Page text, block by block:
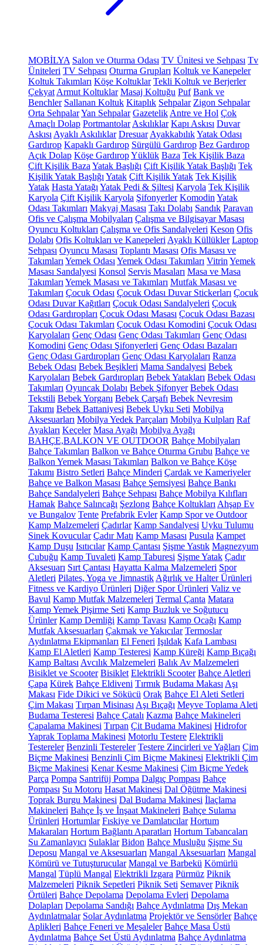
MOBİLYA Salon ve Oturma Odası TV Ünitesi ve Sehpası Tv
Üniteleri TV Sehpası Oturma Grupları Koltuk ve Kanepeler
Koltuk Takımları Köşe Koltuklar Tekli Koltuk ve Berjerler
Çekyat Armut Koltuklar Masaj Koltuğu Puf Bank ve
Benchler Sallanan Koltuk Kitaplık Sehpalar Zigon Sehpalar
Orta SehpalarYan Sehpalar Gazetelik Antre ve Hol Çok
Amaçlı Dolap Portmantolar Askılıklar Kapı Askısı Duvar
Askısı Ayaklı Askılıklar Dresuar AyakkabılıkYatak Odası
Gardırop Kapaklı Gardırop Sürgülü Gardırop Bez Gardırop
Açık Dolap Köşe GardıropYüklük Baza Tek Kişilik Baza
Çift Kişilik Baza Yatak Başlığı Çift Kişilik Yatak Başlığı Tek
Kişilik Yatak Başlığı Yatak Çift Kişilik Yatak Tek Kişilik
Yatak Hasta Yatağı Yatak Pedi & Şiltesi Karyola Tek Kişilik
Karyola Çift Kişilik Karyola Şifonyerler Komodin Yatak
Odası Takımları Makyaj Masası Takı Dolabı Sandık Paravan
Ofis ve Çalışma Mobilyaları Çalışma ve Bilgisayar Masası
Oyuncu Koltukları Çalışma ve Ofis Sandalyeleri Keson Ofis
Dolabı Ofis Koltukları ve Kanepeleri Ayaklı Küllükler Laptop
Sehpası Oyuncu Masası Toplantı Masası Ofis Masası ve
Takımları Yemek Odası Yemek Odası Takımları Vitrin Yemek
Masası Sandalyesi Konsol Servis Masaları Masa ve Masa
Takımları Yemek Masası ve Takımları Mutfak Masası ve
Takımları Çocuk Odası Çocuk Odası Duvar Stickerları Çocuk
Odası Duvar Kağıtları Çocuk Odası Sandalyeleri Çocuk
Odası Gardıropları Çocuk Odası Masası Çocuk Odası Bazası
Çocuk Odası Takımları Çocuk Odası Komodini Çocuk Odası
Karyolaları Genç Odası Genç Odası Takımları Genç Odası
Komodini Genç Odası Şifonyerleri Genç Odası Bazaları
Genç Odası Gardıropları Genç Odası Karyolaları Ranza
Bebek Odası Bebek Beşikleri Mama Sandalyesi Bebek
Karyolaları Bebek Gardıropları Bebek Yatakları Bebek Odası
Takımları Oyuncak Dolabı Bebek Şifonyer Bebek Odası
Tekstili Bebek Yorganı Bebek Çarşafı Bebek Nevresim
Takımı Bebek Battaniyesi Bebek Uyku Seti Mobilya
Aksesuarları Mobilya Yedek Parçaları Mobilya Kulpları Raf
Ayakları Keçeler Masa Ayağı Mobilya Ayağı
BAHÇE,BALKON VE OUTDOOR Bahçe Mobilyaları
Bahçe Takımları Balkon ve Bahçe Oturma Grubu Bahçe ve
Balkon Yemek Masası Takımları Balkon ve Bahçe Köşe
Takımı Bistro Setleri Bahçe Minderi Çardak ve Kameriyeler
Bahçe ve Balkon Masası Bahçe Şemsiyesi Bahçe Bankı
Bahçe Sandalyeleri Bahçe Sehpası Bahçe Mobilya Kılıfları
Hamak Bahçe Salıncağı Şezlong Bahçe Koltukları Ahşap Ev
ve Bungalov Tente Prefabrik Evler Kamp Spor ve Outdoor
Kamp Malzemeleri Çadırlar Kamp Sandalyesi Uyku Tulumu
Sinek Kovucular Çadır Matı Kamp Masası Pusula Kampet
Kamp Duşu Isıtıcılar Kamp Çantası Şişme Yastık Magnezyum
Çubuğu Kamp Tuvaleti Kamp Taburesi Şişme Yatak Çadır
Aksesuarı Sırt Çantası Hayatta Kalma Malzemeleri Spor
Aletleri Pilates, Yoga ve Jimnastik Ağırlık ve Halter Ürünleri
Fitness ve Kardiyo Ürünleri Diğer Spor Ürünleri Valiz ve
Bavul Kamp Mutfak Malzemeleri Termal Çanta Matara
Kamp Yemek Pişirme Seti Kamp Buzluk ve Soğutucu
Ürünler Kamp Demliği Kamp Tavası Kamp Ocağı Kamp
Mutfak Aksesuarları Çakmak ve Yakıcılar Termoslar
Aydınlatma Ekipmanları El Feneri Işıldak Kafa Lambası
Kamp El Aletleri Kamp Testeresi Kamp Küreği Kamp Bıçağı
Kamp Baltası Avcılık Malzemeleri Balık Av Malzemeleri
Bisiklet ve Scooter Bisiklet Elektrikli Scooter Bahçe Aletleri
Çapa Kürek Bahçe Eldiveni Tırmık Budama Makası Aşı
Makası Fide Dikici ve Sökücü Orak Bahçe El Aleti Setleri
Çim Makası Tırpan Misinası Aşı Bıçağı Meyve Toplama Aleti
Budama Testeresi Bahçe Çatalı Kazma Bahçe Makineleri
Çapalama Makinesi Tırpan Çit Budama Makinesi Hidrofor
Yaprak Toplama Makinesi Motorlu Testere Elektrikli
Testereler Benzinli Testereler Testere Zincirleri ve Yağları Çim
Biçme Makinesi Benzinli Çim Biçme Makinesi Elektrikli Çim
Biçme Makinesi Kenar Kesme Makinesi Çim Biçme Yedek
Parça Pompa Santrifüj Pompa Dalgıç Pompası Bahçe
Pompası Su Motoru Hasat Makinesi Dal Öğütme Makinesi
Toprak Burgu Makinesi Dal Budama Makinesi İlaçlama
Makineleri Bahçe İş ve İnşaat Makineleri Bahçe Sulama
Ürünleri Hortumlar Fıskiye ve Damlatıcılar Hortum
Makaraları Hortum Bağlantı Aparatları Hortum Tabancaları
Su Zamanlayıcı Sulaklar Bidon Bahçe Musluğu Şişme Su
Deposu Mangal ve Aksesuarları Mangal Aksesuarları Mangal
Kömürü ve Tutuşturucular Mangal ve Barbekü Kömürlü
Mangal Tüplü Mangal Elektrikli Izgara Pürmüz Piknik
Malzemeleri Piknik Sepetleri Piknik Seti Semaver Piknik
Örtüleri Bahçe Depolama Depolama Evleri Depolama
Dolapları Depolama Sandığı Bahçe Aydınlatma Dış Mekan
Aydınlatmalar Solar Aydınlatma Projektör ve Sensörler Bahçe
Aplikleri Bahçe Feneri ve Meşaleler Bahçe Masa Üstü
Aydınlatma Bahçe Set Üstü Aydınlatma Bahçe Aydınlatma